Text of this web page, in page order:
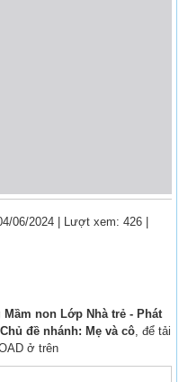
06/2024 | Lượt xem: 426
Mầm non Lớp Nhà trẻ - Phát
đề nhánh: Mẹ và cô, để tải
ở trên